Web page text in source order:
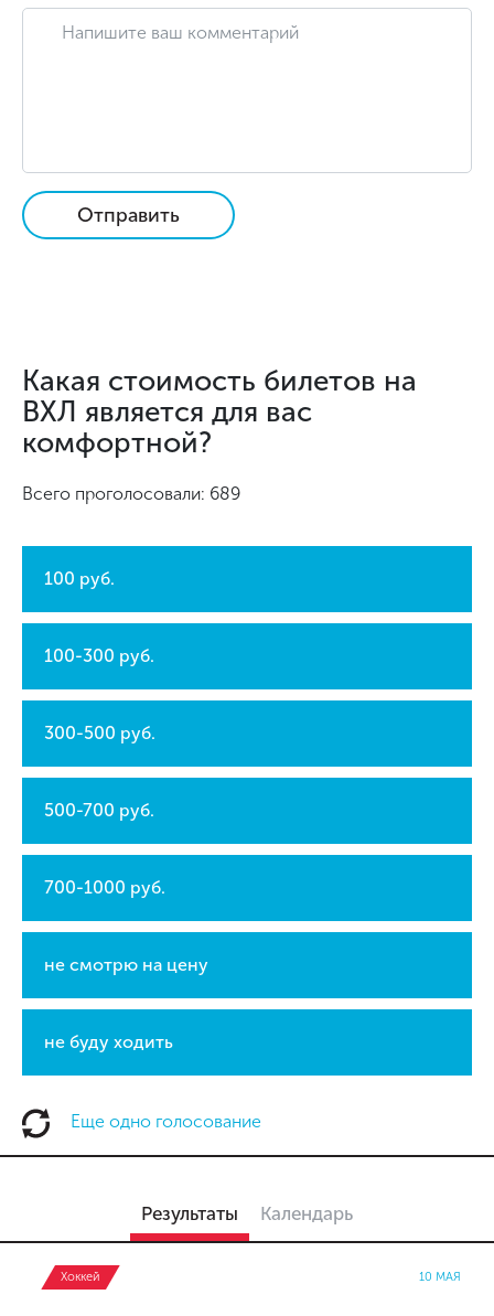
Отправить
Какая стоимость билетов на
ВХЛ является для вас
комфортной?
Всего проголосовали: 689
100 руб.
100-300 руб.
300-500 руб.
500-700 руб.
700-1000 руб.
не смотрю на цену
не буду ходить
Еще одно голосование
Результаты Календарь
Хоккей 10 МАЯ